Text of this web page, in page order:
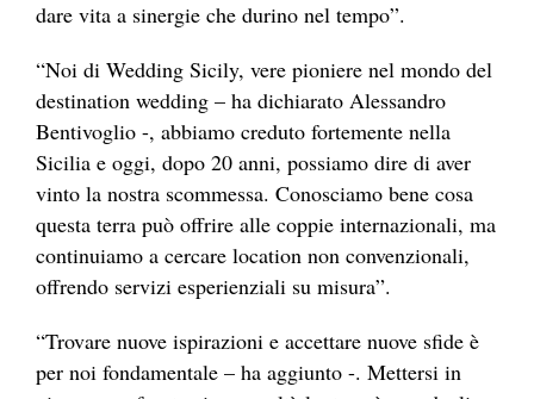
dare vita a sinergie che durino nel tempo”.
“Noi di Wedding Sicily, vere pioniere nel mondo del
destination wedding – ha dichiarato Alessandro
Bentivoglio -, abbiamo creduto fortemente nella
Sicilia e oggi, dopo 20 anni, possiamo dire di aver
vinto la nostra scommessa. Conosciamo bene cosa
questa terra può offrire alle coppie internazionali, ma
continuiamo a cercare location non convenzionali,
offrendo servizi esperienziali su misura”.
“Trovare nuove ispirazioni e accettare nuove sfide è
per noi fondamentale – ha aggiunto -. Mettersi in